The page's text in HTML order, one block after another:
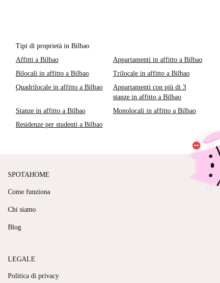
Tipi di proprietà in Bilbao
Affitti a Bilbao
Appartamenti in affitto a Bilbao
Bilocali in affitto a Bilbao
Trilocale in affitto a Bilbao
Quadrilocale in affitto a Bilbao
Appartamenti con più di 3
stanze in affitto a Bilbao
Stanze in affitto a Bilbao
Monolocali in affitto a Bilbao
Residenze per studenti a Bilbao
SPOTAHOME
Come funziona
Chi siamo
Blog
LEGALE
Politica di privacy